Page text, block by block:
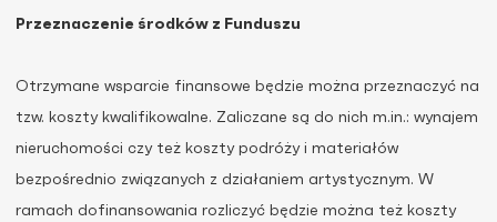
Przeznaczenie środków z Funduszu
Otrzymane wsparcie finansowe będzie można przeznaczyć na
tzw. koszty kwalifikowalne. Zaliczane są do nich m.in.: wynajem
nieruchomości czy też koszty podróży i materiałów
bezpośrednio związanych z działaniem artystycznym. W
ramach dofinansowania rozliczyć będzie można też koszty